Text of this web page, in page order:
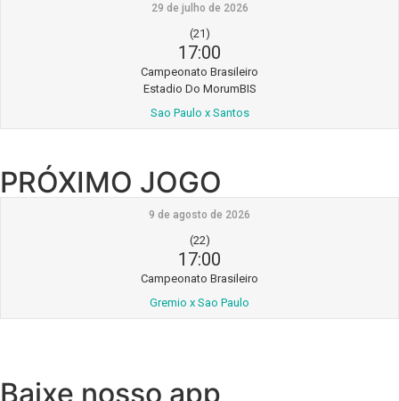
29 de julho de 2026
(21)
17:00
Campeonato Brasileiro
Estadio Do MorumBIS
Sao Paulo x Santos
PRÓXIMO JOGO
9 de agosto de 2026
(22)
17:00
Campeonato Brasileiro
Gremio x Sao Paulo
Baixe nosso app